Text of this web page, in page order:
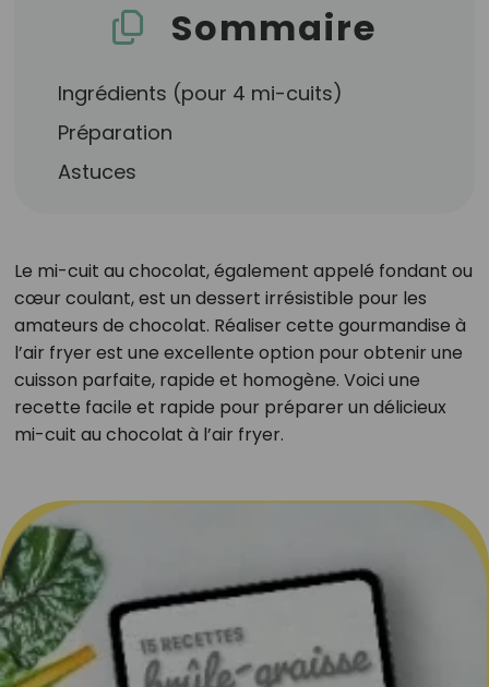
Sommaire
Ingrédients (pour 4 mi-cuits)
Préparation
Astuces
Le mi-cuit au chocolat, également appelé fondant ou
cœur coulant, est un dessert irrésistible pour les
amateurs de chocolat. Réaliser cette gourmandise à
l’air fryer est une excellente option pour obtenir une
cuisson parfaite, rapide et homogène. Voici une
recette facile et rapide pour préparer un délicieux
mi-cuit au chocolat à l’air fryer.